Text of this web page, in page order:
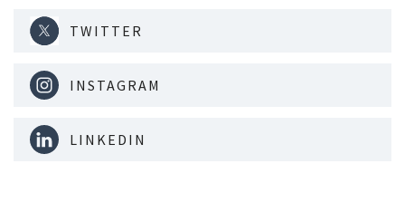
TWITTER
INSTAGRAM
LINKEDIN